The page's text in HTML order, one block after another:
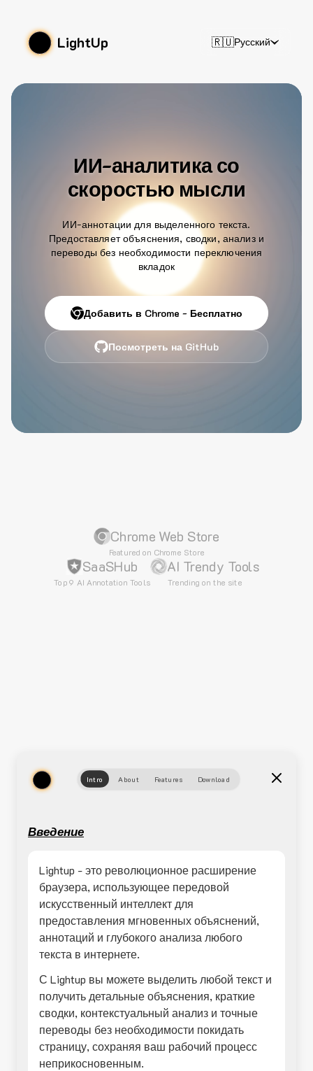
LightUp 🇷🇺Русский
ИИ-аналитика со
скоростью мысли
ИИ-аннотации для выделенного текста.
Предоставляет объяснения, сводки, анализ и
переводы без необходимости переключения
вкладок
Добавить в Chrome - Бесплатно
Посмотреть на GitHub
Chrome Web Store
Featured on Chrome Store
SaaSHub
Top 9 AI Annotation Tools
AI Trendy Tools
Trending on the site
Intro About Features Download
Введение
Lightup - это революционное расширение
браузера, использующее передовой
искусственный интеллект для
предоставления мгновенных объяснений,
аннотаций и глубокого анализа любого
текста в интернете.
С Lightup вы можете выделить любой текст и
получить детальные объяснения, краткие
сводки, контекстуальный анализ и точные
переводы без необходимости покидать
страницу, сохраняя ваш рабочий процесс
неприкосновенным.